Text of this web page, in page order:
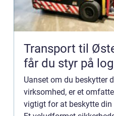
Transport til
får du styr på
Uanset om du beskytter
virksomhed, er et
vigtigt for at beskytte